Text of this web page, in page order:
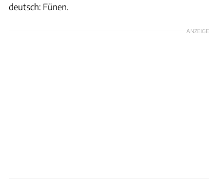
deutsch: Fünen.
ANZEIGE